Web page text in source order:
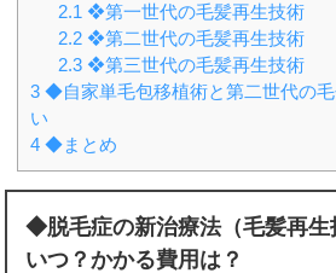
2.1 ❖第一世代の毛髪再生技術
2.2 ❖第二世代の毛髪再生技術
2.3 ❖第三世代の毛髪再生技術
3 ◆自家単毛包移植術と第二世代の
い
4 ◆まとめ
◆脱毛症の新治療法（毛髪再生
いつ？かかる費用は？